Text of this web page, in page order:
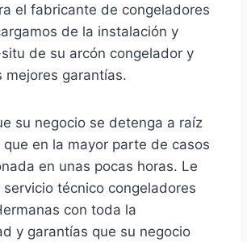
el fabricante de congeladores
de la instalación y
de su arcón congelador y
mejores garantías.
su negocio se detenga a raíz
en la mayor parte de casos
en unas pocas horas. Le
técnico congeladores
con toda la
y garantías que su negocio